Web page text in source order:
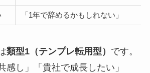
「1年で辞めるかもしれない」
類型1（テンプレ転用型） です。
感し」「貴社で成長したい」